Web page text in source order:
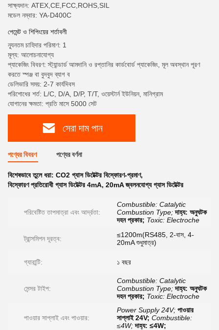
সাক্ষ্যদান: ATEX,CE,FCC,ROHS,SIL
মডেল নম্বার: YA-D400C
পেমেন্ট ও শিপিংয়ের শর্তাবলী
ন্যূনতম চাহিদার পরিমাণ: 1
মূল্য: আলোচনাযোগ্য
প্যাকেজিং বিবরণ: স্ট্যান্ডার্ড আমদানি ও রপ্তানির কার্ডবোর্ড প্যাকেজিং, মূল অবস্থান পূরণ
করতে স্পঞ্জ বা বুদবুদ ব্যাগ ব
ডেলিভারি সময়: 2-7 কার্যদিবস
পরিশোধের শর্ত: L/C, D/A, D/P, T/T, ওয়েস্টার্ন ইউনিয়ন, মানিগ্রাম
যোগানের ক্ষমতা: প্রতি মাসে 5000 সেট
সেরা দাম পান
পণ্যের বিবরণ পণ্যের বর্ণনা
বিশেষভাবে তুলে ধরা: CO2 গ্যাস ডিটেক্টর বিস্ফোরণ-প্রমাণ,
বিস্ফোরণ প্রতিরোধী গ্যাস ডিটেক্টর 4mA, 20mA জ্বলনযোগ্য গ্যাস ডিটেক্টর
পরিবেষ্টিত তাপমাত্রা এবং আর্দ্রতা:
Combustible: Catalytic
Combustion Type; দাহ্য: অনুঘটক
দহন প্রকার; Toxic: Electroche
ট্রান্সমিশন দূরত্ব:
≤1200m(RS485, 2-বাস, 4-
20mA শুধুমাত্র)
গ্যারান্টি: ১ বছর
সেন্সর টাইপ:
Combustible: Catalytic
Combustion Type; দাহ্য: অনুঘটক
দহন প্রকার; Toxic: Electroche
পাওয়ার সাপ্লাই এবং পাওয়ার:
Power Supply 24V; পাওয়ার
সাপ্লাই 24V; Combustible:
≤4W; দাহ্য: ≤4W;